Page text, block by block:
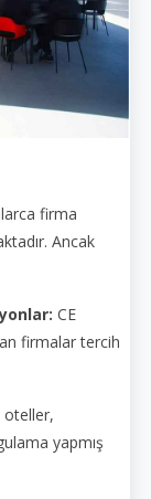
firma
Ancak
CE
firmalar tercih
oteller,
yapmış